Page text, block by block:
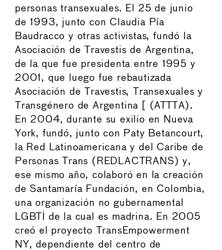
personas transexuales. El 25 de junio
de 1993, junto con Claudia Pía
Baudracco y otras activistas, fundó la
Asociación de Travestis de Argentina,
de la que fue presidenta entre 1995 y
2001, que luego fue rebautizada
Asociación de Travestis, Transexuales y
Transgénero de Argentina [ (ATTTA).
En 2004, durante su exilio en Nueva
York, fundó, junto con Paty Betancourt,
la Red Latinoamericana y del Caribe de
Personas Trans (REDLACTRANS) y,
ese mismo año, colaboró en la creación
de Santamaría Fundación, en Colombia,
una organización no gubernamental
LGBTI de la cual es madrina. En 2005
creó el proyecto TransEmpowerment
NY, dependiente del centro de